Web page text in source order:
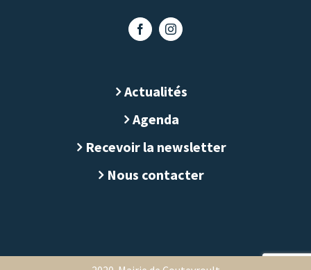
Actualités
Agenda
Recevoir la newsletter
Nous contacter